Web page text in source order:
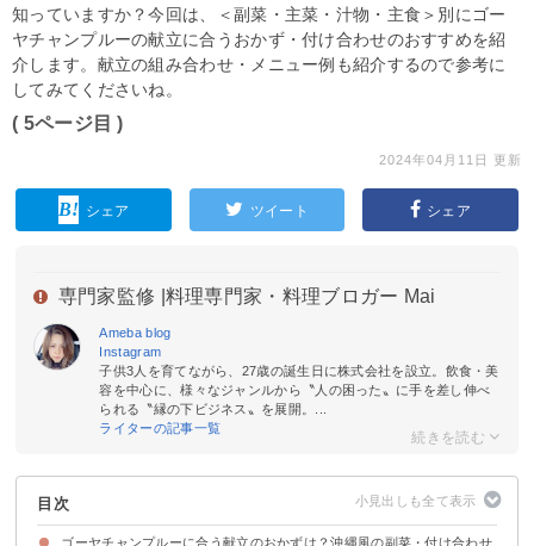
知っていますか？今回は、＜副菜・主菜・汁物・主食＞別にゴー
ヤチャンプルーの献立に合うおかず・付け合わせのおすすめを紹
介します。献立の組み合わせ・メニュー例も紹介するので参考に
してみてくださいね。
( 5ページ目 )
2024年04月11日 更新
シェア ツイート シェア
専門家監修 | 料理専門家・料理ブロガー Mai
Ameba blog
Instagram
子供3人を育てながら、27歳の誕生日に株式会社を設立。飲食・美
容を中心に、様々なジャンルから〝人の困った〟に手を差し伸べ
られる〝縁の下ビジネス〟を展開。...
ライターの記事一覧
目次
ゴーヤチャンプルーに合う献立のおかずは？沖縄風の副菜・付け合わせ